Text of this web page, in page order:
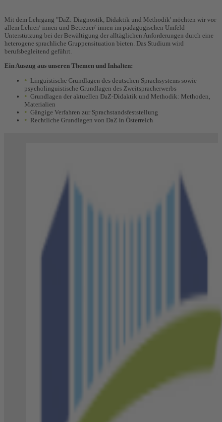
Mit dem Lehrgang "DaZ: Diagnostik, Didaktik und Methodik' möchten wir vor
allem Lehrer/-innen und Betreuer/-innen im pädagogischen Umfeld
Unterstützung bei der Bewältigung der alltäglichen Anforderungen durch eine
heterogene sprachliche Gruppensituation bieten. Das Studium wird
berufsbegleitend geführt.
Ein Auszug aus unseren Themen und Inhalten:
Linguistische Grundlagen des deutschen Sprachsystems sowie
psycholinguistische Grundlagen des Zweitspracherwerbs
Grundlagen der aktuellen DaZ-Didaktik und Methodik: Methoden,
Materialien
Gängige Verfahren zur Sprachstandsfeststellung
Rechtliche Grundlagen von DaZ in Österreich